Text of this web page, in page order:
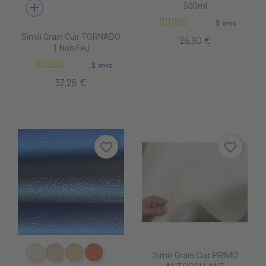
add
Simili Grain Cuir TORNADO
1 Non Feu
2 avis
37,28 €
500ml
2 avis
26,30 €
EN4010 IVOIRE
EN4020 BEIGE
EN4040 SIENNE
EN4060 ORANGE
favorite_border
Simili Grain Cuir PRIMO
favorite_border